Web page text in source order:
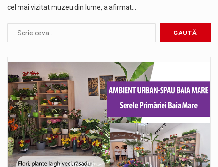
cel mai vizitat muzeu din lume, a afirmat…